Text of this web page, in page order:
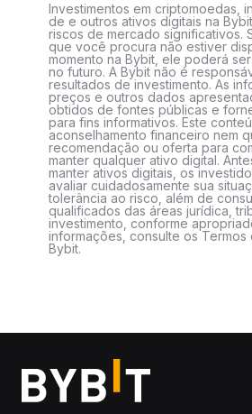
Investimentos em criptomoedas,
de e outros ativos digitais na
riscos de mercado significativos.
que você procura não estiver
momento na Bybit, ele poderá
no futuro. A Bybit não é
resultados de investimento. As
preços e outros dados
obtidos de fontes públicas e
para fins informativos. Este
aconselhamento financeiro nem
recomendação ou oferta para
manter qualquer ativo digital.
manter ativos digitais, os
avaliar cuidadosamente sua
tolerância ao risco, além de
qualificados das áreas jurídica,
investimento, conforme
informações, consulte os Termos
Bybit.